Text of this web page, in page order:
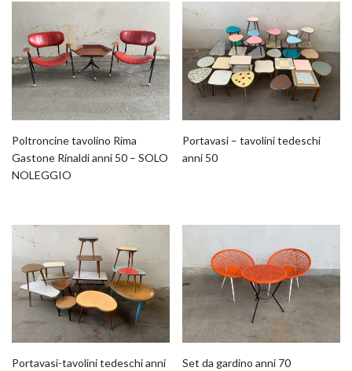
Poltroncine tavolino Rima
Gastone Rinaldi anni 50 – SOLO
NOLEGGIO
Portavasi – tavolini tedeschi
anni 50
Portavasi-tavolini tedeschi anni
Set da gardino anni 70